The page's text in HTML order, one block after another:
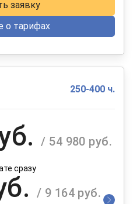
заявку
о тарифах
250-400 ч.
/ 54 980 руб.
сразу
/ 9 164 руб.